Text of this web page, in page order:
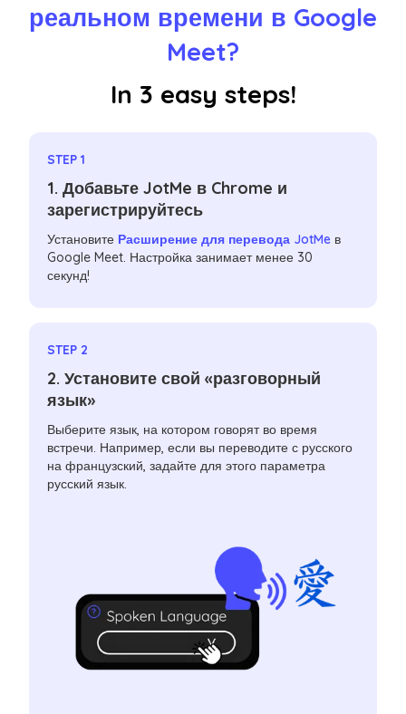
реальном времени в Google
Meet?
In 3 easy steps!
STEP 1
1. Добавьте JotMe в Chrome и
зарегистрируйтесь
Установите Расширение для перевода JotMe в
Google Meet. Настройка занимает менее 30
секунд!
STEP 2
2. Установите свой «разговорный
язык»
Выберите язык, на котором говорят во время
встречи. Например, если вы переводите с русского
на французский, задайте для этого параметра
русский язык.